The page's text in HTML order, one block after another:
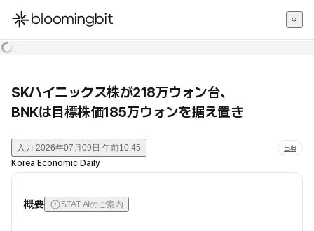
한국어
SKハイニックス株が218万ウォン台、
BNKは目標株価185万ウォンを据え置き
入力 2026年07月09日 午前10:45 出典
Korea Economic Daily
概要 STAT AIのご案内